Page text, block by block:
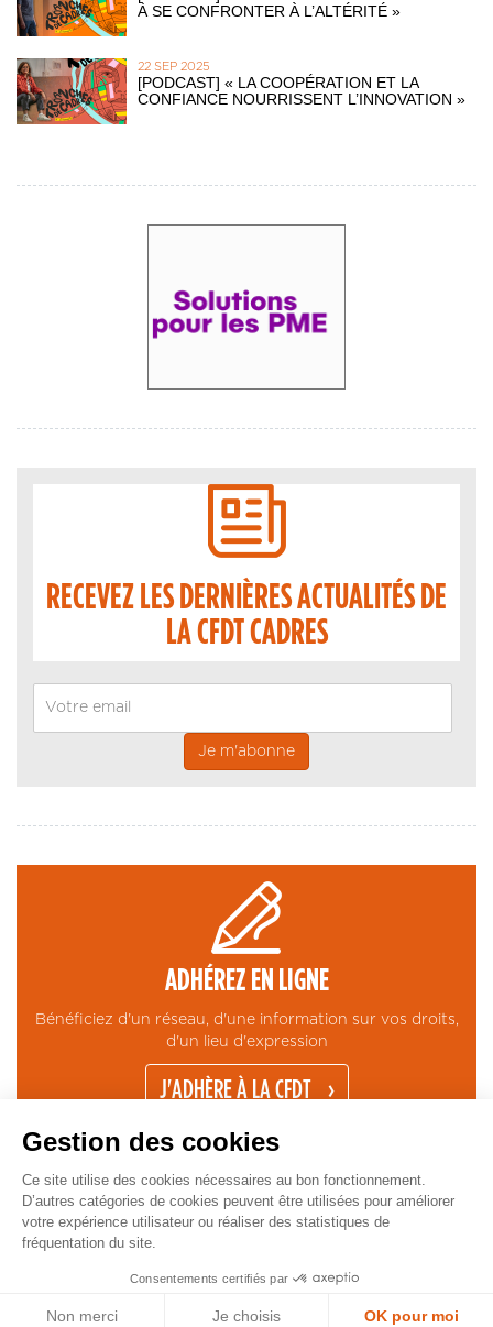
À SE CONFRONTER À L’ALTÉRITÉ »
22 SEP 2025
[PODCAST] « LA COOPÉRATION ET LA
CONFIANCE NOURRISSENT L’INNOVATION »
RECEVEZ LES DERNIÈRES ACTUALITÉS DE
LA CFDT CADRES
ADHÉREZ EN LIGNE
Bénéficiez d'un réseau, d'une information sur vos droits,
d'un lieu d'expression
J'ADHÈRE À LA CFDT
Copyright © CFDT Cadres - 2026
CONTACT MENTIONS LÉGALES
Gestion des cookies
Ce site utilise des cookies nécessaires au bon fonctionnement.
D’autres catégories de cookies peuvent être utilisées pour améliorer
votre expérience utilisateur ou réaliser des statistiques de
fréquentation du site.
Consentements certifiés par
Non merci Je choisis OK pour moi